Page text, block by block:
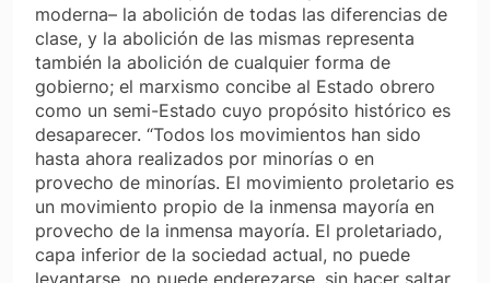
moderna– la abolición de todas las diferencias de
clase, y la abolición de las mismas representa
también la abolición de cualquier forma de
gobierno; el marxismo concibe al Estado obrero
como un semi-Estado cuyo propósito histórico es
desaparecer. “Todos los movimientos han sido
hasta ahora realizados por minorías o en
provecho de minorías. El movimiento proletario es
un movimiento propio de la inmensa mayoría en
provecho de la inmensa mayoría. El proletariado,
capa inferior de la sociedad actual, no puede
levantarse, no puede enderezarse, sin hacer saltar